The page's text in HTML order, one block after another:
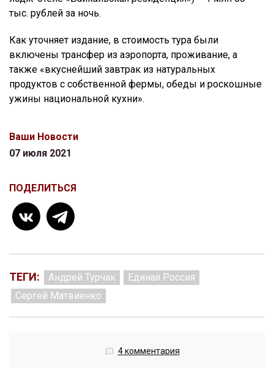
тыс. рублей за ночь.
Как уточняет издание, в стоимость тура были
включены трансфер из аэропорта, проживание, а
также «вкуснейший завтрак из натуральных
продуктов с собственной фермы, обеды и роскошные
ужины национальной кухни».
Ваши Новости
07 июля 2021
ПОДЕЛИТЬСЯ
ТЕГИ: Андрей Турчак
Единая Россия
Сергей Матвиенко
4 комментария